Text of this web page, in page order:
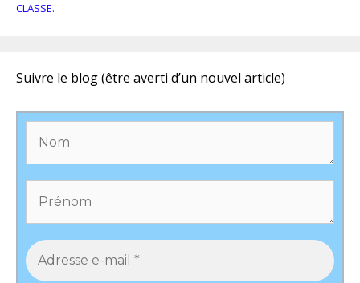
CLASSE.
Suivre le blog (être averti d’un nouvel article)